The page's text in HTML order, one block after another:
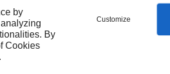
by
By
Cookies
.
Customize